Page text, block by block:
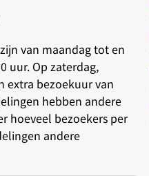
van maandag tot en
uur. Op zaterdag,
extra bezoekuur van
hebben andere
hoeveel bezoekers per
andere